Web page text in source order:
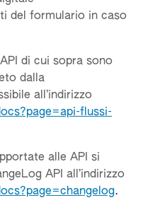
del formulario in caso
di cui sopra sono
dalla
all’indirizzo
flussi-
alle API si
API all’indirizzo
.